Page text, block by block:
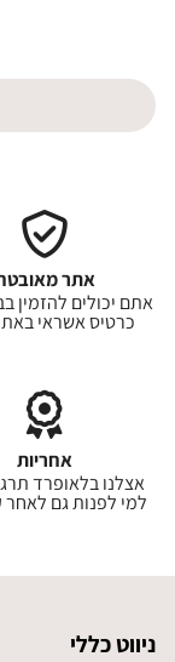
אתר
אתם יכולים להזמין
כרטיס אשראי
אחריות
אצלנו בלאופרד
למי לפנות גם לאחר
ניווט כללי